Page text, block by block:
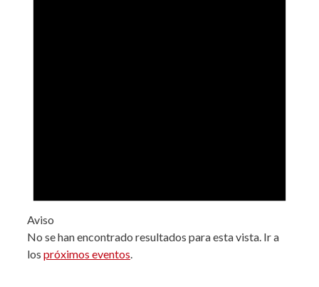
Aviso
No se han encontrado resultados para esta vista. Ir a
los próximos eventos